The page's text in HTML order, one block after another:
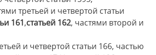
третьей и четвертой статьи
161,статьей 162, частями второй и
и четвертой статьи 166, частью